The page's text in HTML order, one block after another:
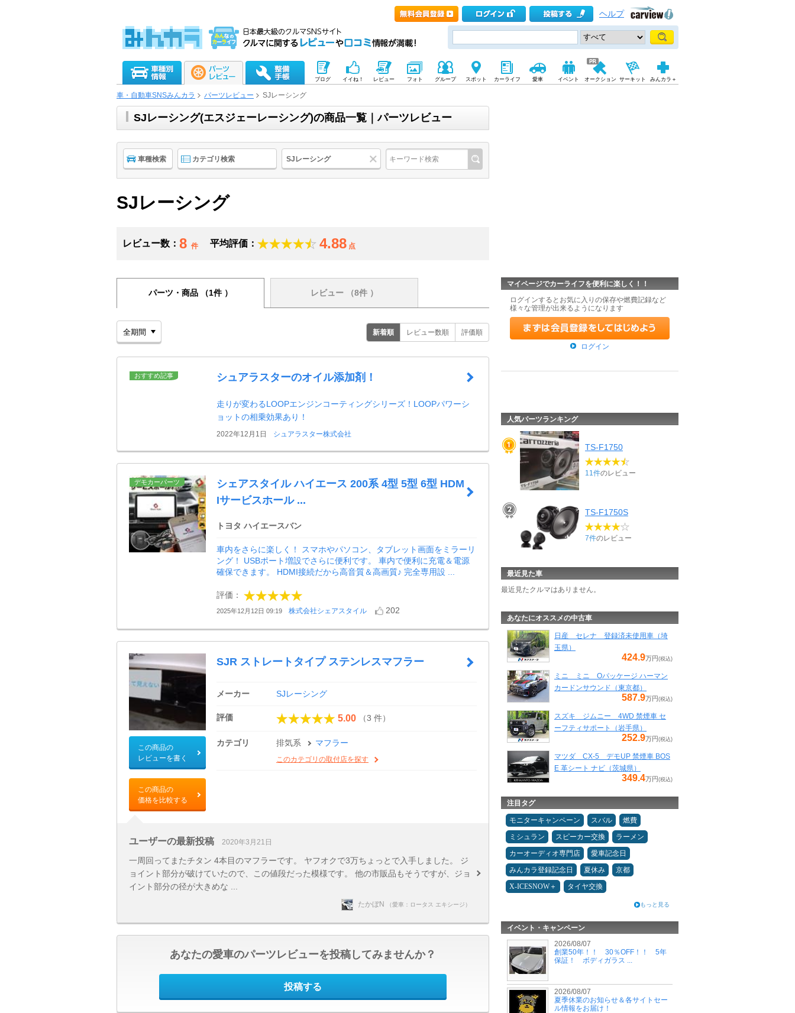
ヘルプ
ブログ イイね！ レビュー フォト グループ スポット カーライフ 愛車 イベント オークション サーキット みんカラ＋
車・自動車SNSみんカラ パーツレビュー SJレーシング
SJレーシング(エスジェーレーシング)の商品一覧｜パーツレビュー
車種検索 カテゴリ検索 SJレーシング
SJレーシング
レビュー数： 8 件 平均評価： 4.88 点
パーツ・商品 （1件 ） レビュー （8件 ）
新着順 レビュー数順 評価順
おすすめ記事 シュアラスターのオイル添加剤！
走りが変わるLOOPエンジンコーティングシリーズ！LOOPパワーシ
ョットの相乗効果あり！
2022年12月1日 シュアラスター株式会社
デモカーパーツ
シェアスタイル ハイエース 200系 4型 5型 6型 HDM
Iサービスホール ...
トヨタ ハイエースバン
車内をさらに楽しく！ スマホやパソコン、タブレット画面をミラーリ
ング！ USBポート増設でさらに便利です。 車内で便利に充電＆電源
確保できます。 HDMI接続だから高音質＆高画質♪ 完全専用設 ...
評価：
2025年12月12日 09:19 株式会社シェアスタイル 202
この商品の
レビューを書く
この商品の
価格を比較する
SJR ストレートタイプ ステンレスマフラー
メーカー SJレーシング
評価 5.00 （3 件）
カテゴリ 排気系 マフラー
このカテゴリの取付店を探す
ユーザーの最新投稿 2020年3月21日
一周回ってまたチタン 4本目のマフラーです。 ヤフオクで3万ちょっとで入手しました。 ジ
ョイント部分が破けていたので、この値段だった模様です。 他の市販品もそうですが、ジョ
イント部分の径が大きめな ...
たかぼN （愛車：ロータス エキシージ）
あなたの愛車のパーツレビューを投稿してみませんか？
投稿する
マイページでカーライフを便利に楽しく！！
ログインするとお気に入りの保存や燃費記録など
様々な管理が出来るようになります
ログイン
人気パーツランキング
TS-F1750
11件のレビュー
TS-F1750S
7件のレビュー
最近見た車
最近見たクルマはありません。
あなたにオススメの中古車
日産 セレナ 登録済未使用車（埼
玉県）
424.9万円(税込)
ミニ ミニ Oパッケージ ハーマン
カードンサウンド（東京都）
587.9万円(税込)
スズキ ジムニー 4WD 禁煙車 セ
ーフティサポート（岩手県）
252.9万円(税込)
マツダ CX-5 デモUP 禁煙車 BOS
E 革シート ナビ（茨城県）
349.4万円(税込)
注目タグ
モニターキャンペーン スバル
燃費
ミシュラン
スピーカー交換
ラーメン
カーオーディオ専門店
愛車記念日
みんカラ登録記念日
夏休み
京都
X-ICESNOW＋
タイヤ交換
もっと見る
イベント・キャンペーン
2026/08/07
創業50年！！ 30％OFF！！ 5年
保証！ ボディガラス ...
2026/08/07
夏季休業のお知らせ＆各サイトセー
ル情報をお届け！